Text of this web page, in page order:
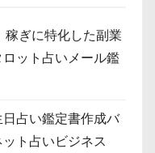
稼ぎに特化した副業
ット占いメール鑑
占い鑑定書作成バ
ト占いビジネス